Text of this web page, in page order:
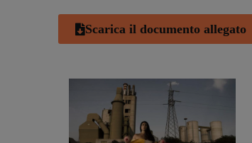
Scarica il documento allegato